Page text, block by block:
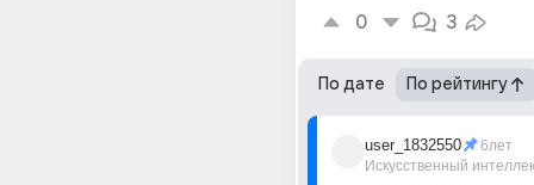
0 3
По дате По рейтингу
user_1832550
Искусственный
6лет